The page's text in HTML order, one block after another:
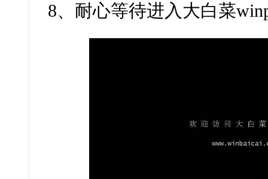
8、耐心等待进入大白菜